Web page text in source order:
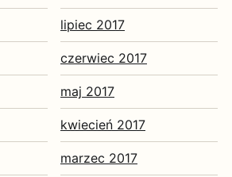
lipiec 2017
czerwiec 2017
maj 2017
kwiecień 2017
marzec 2017